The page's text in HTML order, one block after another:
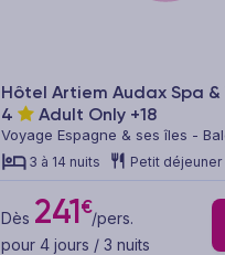
Hôtel Artiem Audax Spa &
4
Adult Only +18
Voyage Espagne & ses îles -
Minorque
3 à 14 nuits Petit déjeuner
Dès 241€/pers.
pour 4 jours / 3 nuits